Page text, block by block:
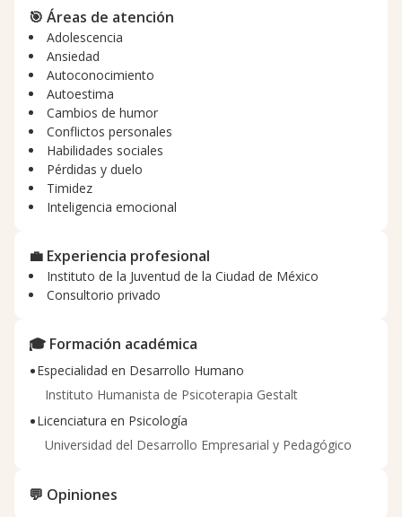
un modelo que se centra en el desarrollo personal y en la
importancia de los sucesos actuales. Los valores bajo los
que me manejo son el respeto y empatía hacia tu persona
y tu historia.
🎯 Áreas de atención
Adolescencia
Ansiedad
Autoconocimiento
Autoestima
Cambios de humor
Conflictos personales
Habilidades sociales
Pérdidas y duelo
Timidez
Inteligencia emocional
💼 Experiencia profesional
Instituto de la Juventud de la Ciudad de México
Consultorio privado
🎓 Formación académica
•Especialidad en Desarrollo Humano
Instituto Humanista de Psicoterapia Gestalt
•Licenciatura en Psicología
Universidad del Desarrollo Empresarial y Pedagógico
💬 Opiniones